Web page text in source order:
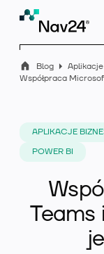
Blog
APLIKACJE
POWER BI
Teams